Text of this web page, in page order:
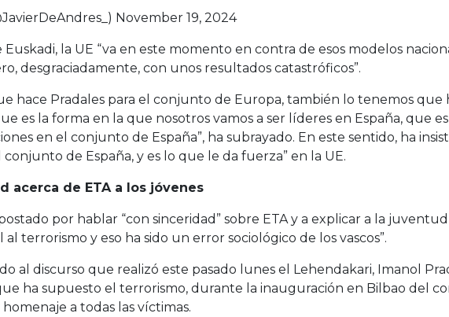
November 19, 2024
la UE “va en este momento en contra de esos modelos
desgraciadamente, con unos resultados catastróficos”.
hace Pradales para el conjunto de Europa, también lo tenemos que
es la forma en la que nosotros vamos a ser líderes en España, que
en el conjunto de España”, ha subrayado. En este sentido, ha
de España, y es lo que le da fuerza” en la UE.
acerca de ETA a los jóvenes
por hablar “con sinceridad” sobre ETA y a explicar a la
al terrorismo y eso ha sido un error sociológico de los vascos”.
al discurso que realizó este pasado lunes el Lehendakari, Imanol
ha supuesto el terrorismo, durante la inauguración en Bilbao del
a todas las víctimas.